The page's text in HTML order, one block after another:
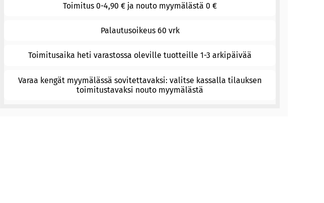
Toimitus 0-4,90 € ja nouto myymälästä 0 €
Palautusoikeus 60 vrk
Toimitusaika heti varastossa oleville tuotteille 1-3 arkipäivää
Varaa kengät myymälässä sovitettavaksi: valitse kassalla tilauksen
toimitustavaksi nouto myymälästä